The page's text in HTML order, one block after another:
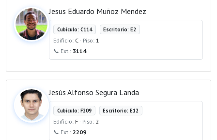
Jesus Eduardo Muñoz Mendez
Cubículo: C114 Escritorio: E2
Edificio: C · Piso: 1
📞 Ext.: 3114
Jesús Alfonso Segura Landa
Cubículo: F209 Escritorio: E12
Edificio: F · Piso: 2
📞 Ext.: 2209